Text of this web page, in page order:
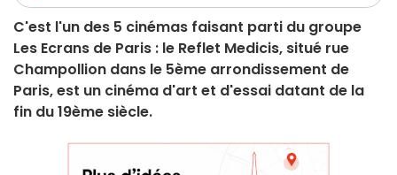
C'est l'un des 5 cinémas faisant parti du groupe
Les Ecrans de Paris : le Reflet Medicis, situé rue
Champollion dans le 5ème arrondissement de
Paris, est un cinéma d'art et d'essai datant de la
fin du 19ème siècle.